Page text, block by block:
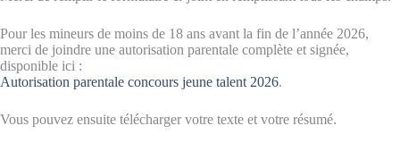
Pour les mineurs de moins de 18 ans avant la fin de l’année 2026,
merci de joindre une autorisation parentale complète et signée,
disponible ici :
Autorisation parentale concours jeune talent 2026.
Vous pouvez ensuite télécharger votre texte et votre résumé.